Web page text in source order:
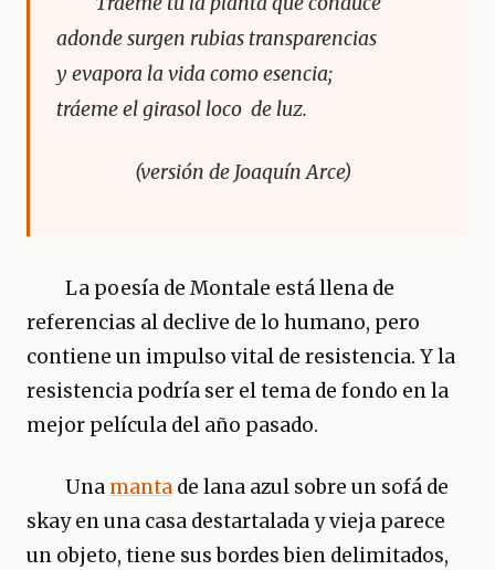
adonde surgen rubias transparencias
y evapora la vida como esencia;
tráeme el girasol loco de luz.
(versión de Joaquín Arce)
La poesía de Montale está llena de
referencias al declive de lo humano, pero
contiene un impulso vital de resistencia. Y la
resistencia podría ser el tema de fondo en la
mejor película del año pasado.
Una mantade lana azul sobre un sofá de
skay en una casa destartalada y vieja parece
un objeto, tiene sus bordes bien delimitados,